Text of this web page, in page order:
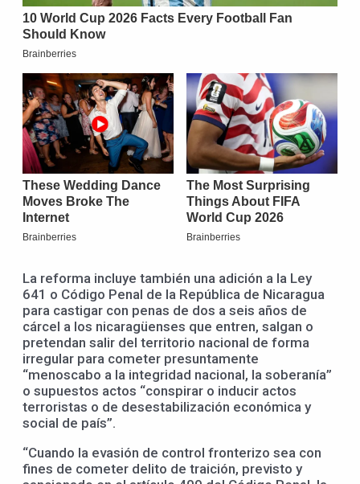
La reforma incluye también una adición a la Ley
641 o Código Penal de la República de Nicaragua
para castigar con penas de dos a seis años de
cárcel a los nicaragüenses que entren, salgan o
pretendan salir del territorio nacional de forma
irregular para cometer presuntamente
“menoscabo a la integridad nacional, la soberanía”
o supuestos actos “conspirar o inducir actos
terroristas o de desestabilización económica y
social de país”.
“Cuando la evasión de control fronterizo sea con
fines de cometer delito de traición, previsto y